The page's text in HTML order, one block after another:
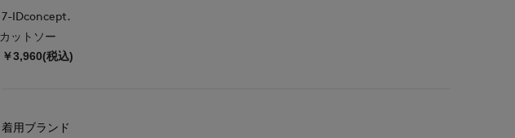
7-IDconcept.
カットソー
￥3,960(税込)
着用ブランド